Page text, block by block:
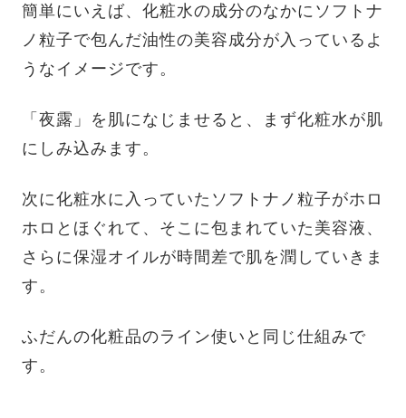
簡単にいえば、化粧水の成分のなかにソフトナ
ノ粒子で包んだ油性の美容成分が入っているよ
うなイメージです。
「夜露」を肌になじませると、まず化粧水が肌
にしみ込みます。
次に化粧水に入っていたソフトナノ粒子がホロ
ホロとほぐれて、そこに包まれていた美容液、
さらに保湿オイルが時間差で肌を潤していきま
す。
ふだんの化粧品のライン使いと同じ仕組みで
す。